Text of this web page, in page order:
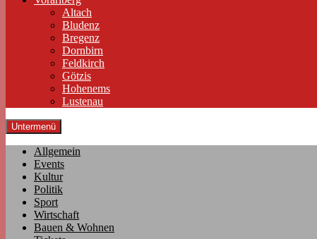
Altach
Bludenz
Bregenz
Dornbirn
Feldkirch
Götzis
Hohenems
Lustenau
Untermenü
Allgemein
Events
Kultur
Politik
Sport
Wirtschaft
Bauen & Wohnen